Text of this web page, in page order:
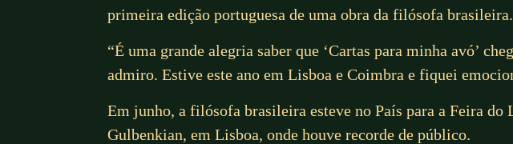
primeira edição portuguesa de uma obra da filósofa brasileira.
“É uma grande alegria saber que ‘Cartas para minha avó’
admiro. Estive este ano em Lisboa e Coimbra e fiquei
Em junho, a filósofa brasileira esteve no País para a Feira
Gulbenkian, em Lisboa, onde houve recorde de público.